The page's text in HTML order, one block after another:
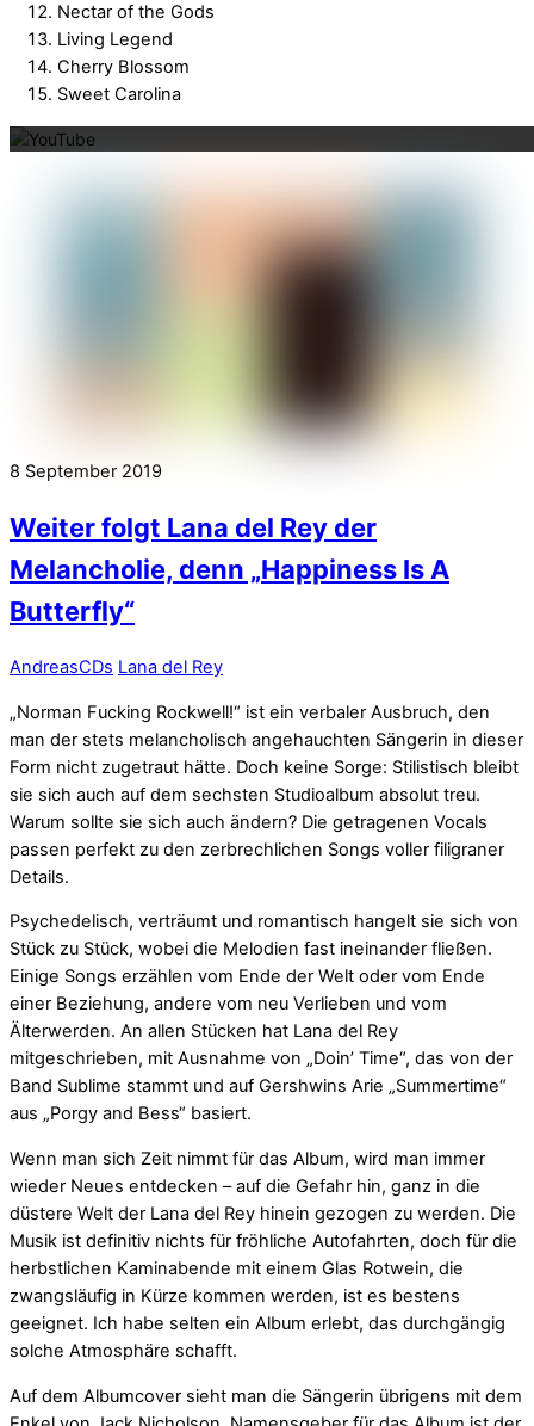
Nectar of the Gods
Living Legend
Cherry Blossom
Sweet Carolina
8 September 2019
Weiter folgt Lana del Rey der
Melancholie, denn „Happiness Is A
Butterfly“
AndreasCDs Lana del Rey
„Norman Fucking Rockwell!“ ist ein verbaler Ausbruch, den
man der stets melancholisch angehauchten Sängerin in dieser
Form nicht zugetraut hätte. Doch keine Sorge: Stilistisch bleibt
sie sich auch auf dem sechsten Studioalbum absolut treu.
Warum sollte sie sich auch ändern? Die getragenen Vocals
passen perfekt zu den zerbrechlichen Songs voller filigraner
Details.
Psychedelisch, verträumt und romantisch hangelt sie sich von
Stück zu Stück, wobei die Melodien fast ineinander fließen.
Einige Songs erzählen vom Ende der Welt oder vom Ende
einer Beziehung, andere vom neu Verlieben und vom
Älterwerden. An allen Stücken hat Lana del Rey
mitgeschrieben, mit Ausnahme von „Doin’ Time“, das von der
Band Sublime stammt und auf Gershwins Arie „Summertime“
aus „Porgy and Bess“ basiert.
Wenn man sich Zeit nimmt für das Album, wird man immer
wieder Neues entdecken – auf die Gefahr hin, ganz in die
düstere Welt der Lana del Rey hinein gezogen zu werden. Die
Musik ist definitiv nichts für fröhliche Autofahrten, doch für die
herbstlichen Kaminabende mit einem Glas Rotwein, die
zwangsläufig in Kürze kommen werden, ist es bestens
geeignet. Ich habe selten ein Album erlebt, das durchgängig
solche Atmosphäre schafft.
Auf dem Albumcover sieht man die Sängerin übrigens mit dem